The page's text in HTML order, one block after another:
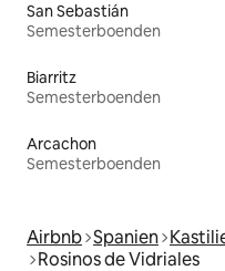
San Sebastián
Semesterboenden
Biarritz
Semesterboenden
Arcachon
Semesterboenden
Airbnb Spanien
Rosinos de Vidriales